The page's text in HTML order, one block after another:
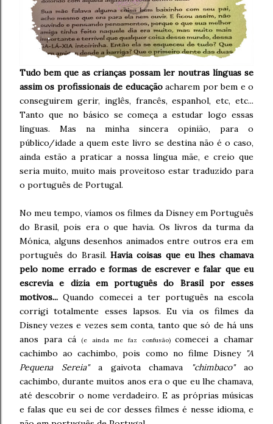
Tudo bem que as crianças possam ler noutras línguas se
assim os profissionais de educaçãoacharem por bem e o
conseguirem gerir, inglês, francês, espanhol, etc, etc...
Tanto que no básico se começa a estudar logo essas
línguas. Mas na minha sincera opinião, para o
público/idade a quem este livro se destina não é o caso,
ainda estão a praticar a nossa língua mãe, e creio que
seria muito, muito mais proveitoso estar traduzido para
o português de Portugal.
No meu tempo, víamos os filmes da Disney em Português
do Brasil, pois era o que havia. Os livros da turma da
Mónica, alguns desenhos animados entre outros era em
português do Brasil.Havia coisas que eu lhes chamava
pelo nome errado e formas de escrever e falar que eu
escrevia e dizia em português do Brasil por esses
motivos... Quando comecei a ter português na escola
corrigi totalmente esses lapsos. Eu via os filmes da
Disney vezes e vezes sem conta, tanto que só de há uns
anos para cá
(e ainda me faz confusão)comecei a chamar
cachimbo ao cachimbo, pois como no filme Disney"A
Pequena Sereia"a gaivota chamava "chimbaco"ao
cachimbo, durante muitos anos era o que eu lhe chamava,
até descobrir o nome verdadeiro. E as próprias músicas
e falas que eu sei de cor desses filmes é nesse idioma, e